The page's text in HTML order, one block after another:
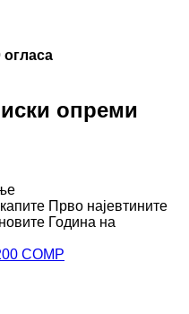
огласа
опреми
Прво најевтините
Година на